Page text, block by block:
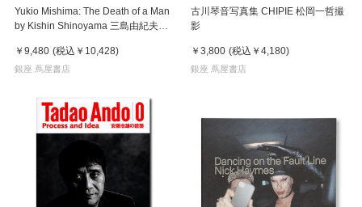
Yukio Mishima: The Death of a Man
by Kishin Shinoyama 三島由紀夫が
写真集『男の死』
￥9,480 (税込 ￥10,428)
銀座 蔦屋書店
古川琴音写真集 CHIPIE 松岡一哲撮
影
￥3,800 (税込 ￥4,180)
銀座 蔦屋書店